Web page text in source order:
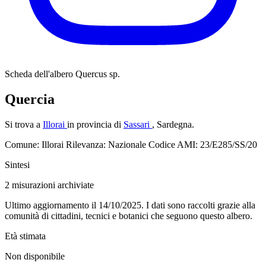
Scheda dell'albero Quercus sp.
Quercia
Si trova a Illorai in provincia di Sassari , Sardegna.
Comune: Illorai Rilevanza: Nazionale Codice AMI: 23/E285/SS/20
Sintesi
2 misurazioni archiviate
Ultimo aggiornamento il 14/10/2025. I dati sono raccolti grazie alla
comunità di cittadini, tecnici e botanici che seguono questo albero.
Età stimata
Non disponibile